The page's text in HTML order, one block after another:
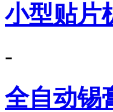
小型贴片
-
全自动锡